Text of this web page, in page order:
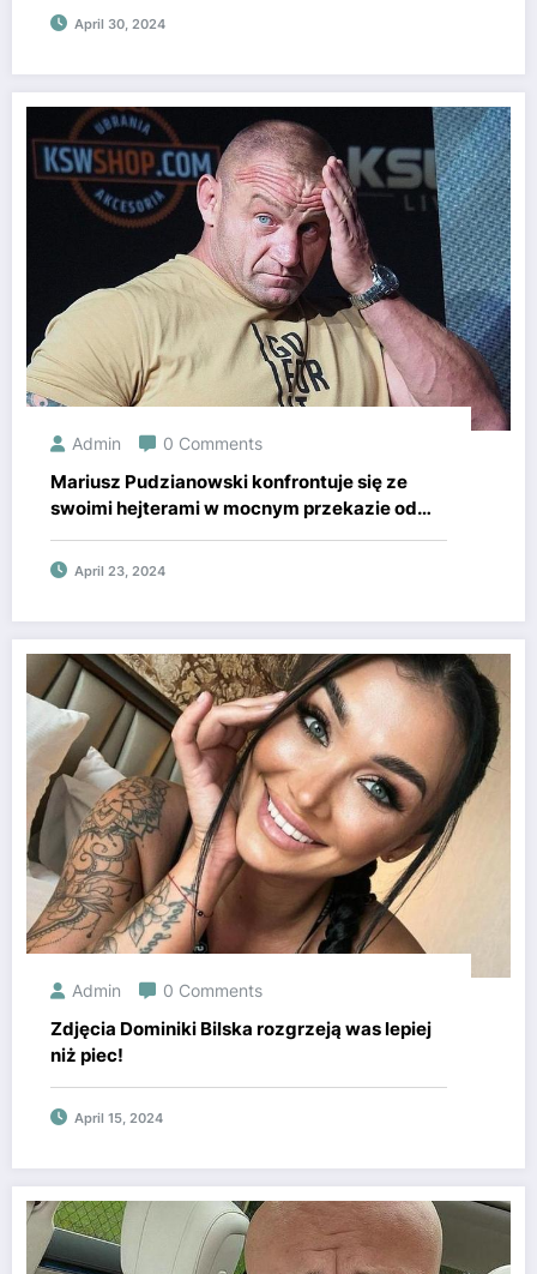
April 30, 2024
Admin 0 Comments
Mariusz Pudzianowski konfrontuje się ze
swoimi hejterami w mocnym przekazie od
gwiazdora KSW.
April 23, 2024
Admin 0 Comments
Zdjęcia Dominiki Bilska rozgrzeją was lepiej
niż piec!
April 15, 2024